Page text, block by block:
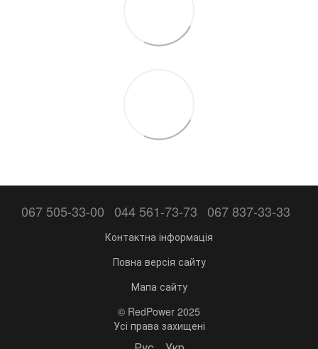
067 505-33-00 044 561-73-73 067 837-33-33
Контактна інформація
Повна версія сайту
Мапа сайту
© RedPower 2025
Усі права захищені